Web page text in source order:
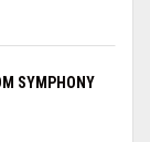
SYMPHONY